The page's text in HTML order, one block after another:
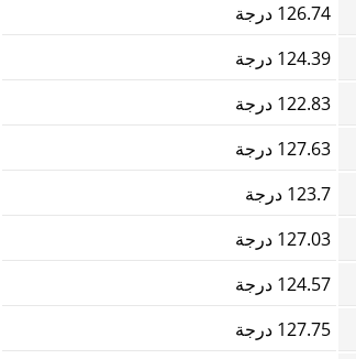
126.74 درجة
124.39 درجة
122.83 درجة
127.63 درجة
123.7 درجة
127.03 درجة
124.57 درجة
127.75 درجة